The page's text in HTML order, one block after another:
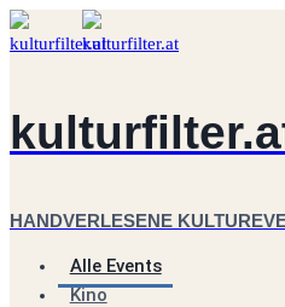
Zum
Inhalt
HANDVERLESENE
Alle Events
Kino